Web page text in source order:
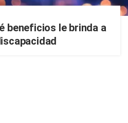
beneficios le brinda a